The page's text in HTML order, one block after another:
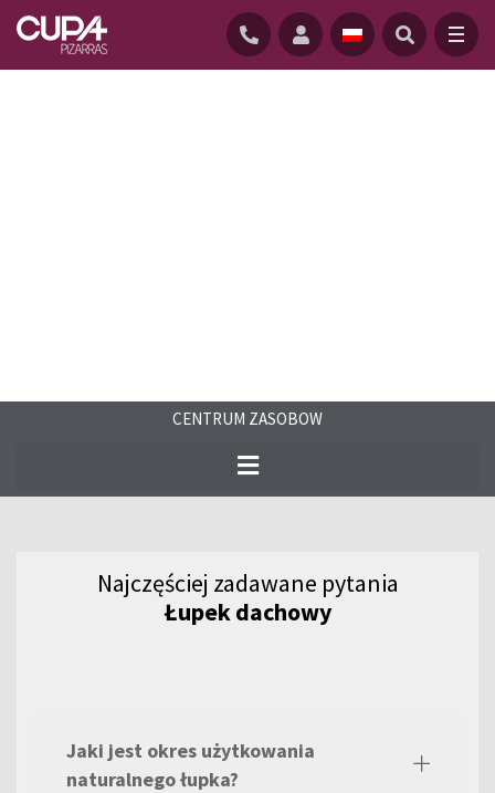
Zapoznaj się z odpowiedziami na
CENTRUM ZASOBOW
Najczęściej zadawane pytania
Łupek dachowy
Jaki jest okres użytkowania
naturalnego łupka?